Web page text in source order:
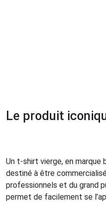
Le produit
Un t-shirt vierge, en marque
destiné à être
professionnels et du grand
permet de facilement se